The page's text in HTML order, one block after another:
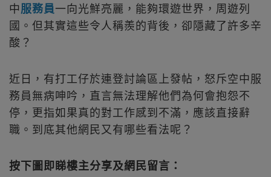
中服務員一向光鮮亮麗，能夠環遊世界，周遊列
國。但其實這些令人稱羨的背後，卻隱藏了許多辛
酸？
近日，有打工仔於連登討論區上發帖，怒斥空中服
務員無病呻吟，直言無法理解他們為何會抱怨不
停，更指如果真的對工作感到不滿，應該直接辭
職。到底其他網民又有哪些看法呢？
按下圖即睇樓主分享及網民留言：